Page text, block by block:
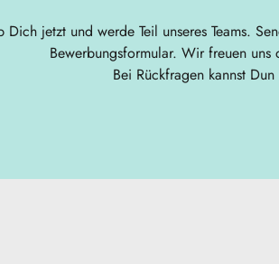
Dich jetzt und werde Teil unseres Teams.
Bewerbungsformular. Wir freuen
Bei Rückfragen kannst